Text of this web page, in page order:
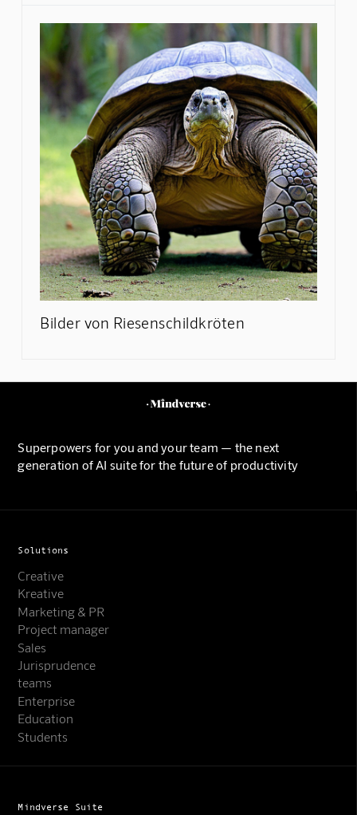
Bilder von Riesenschildkröten
Superpowers for you and your team — the next
generation of AI suite for the future of productivity
Solutions
Creative
Kreative
Marketing & PR
Project manager
Sales
Jurisprudence
teams
Enterprise
Education
Students
Mindverse Suite